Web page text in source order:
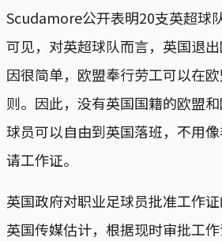
Scudamore公开表明20支英超球
可见，对英超球队而言，英国退
因很简单，欧盟奉行劳工可以在
则。因此，没有英国国籍的欧盟和
球员可以自由到英国落班，不用
请工作证。
英国政府对职业足球员批准工作
英国传媒估计，根据现时审批工